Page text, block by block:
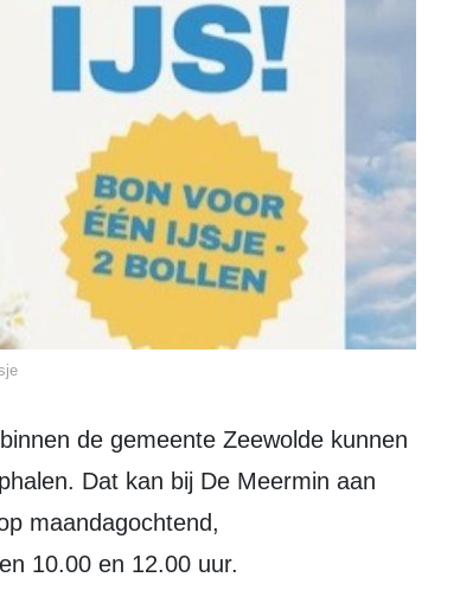
Dat kan bij De Meermin aan
maandagochtend,
10.00 en 12.00 uur.